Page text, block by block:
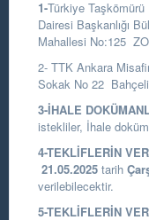
1-Türkiye Taşkömürü
Dairesi Başkanlığı
Mahallesi No:125
2- TTK Ankara
Sokak No 22
3-İHALE
istekliler, İhale
4-TEKLİFLERİN
21.05.2025 tarih
verilebilecektir.
5-TEKLİFLERİN